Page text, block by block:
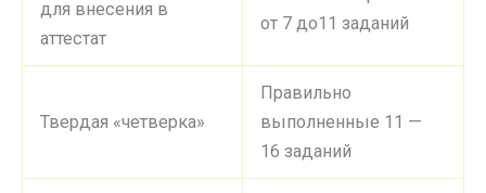
для внесения в
аттестат
от 7 до11 заданий
Твердая «четверка»
Правильно
выполненные 11 —
16 заданий